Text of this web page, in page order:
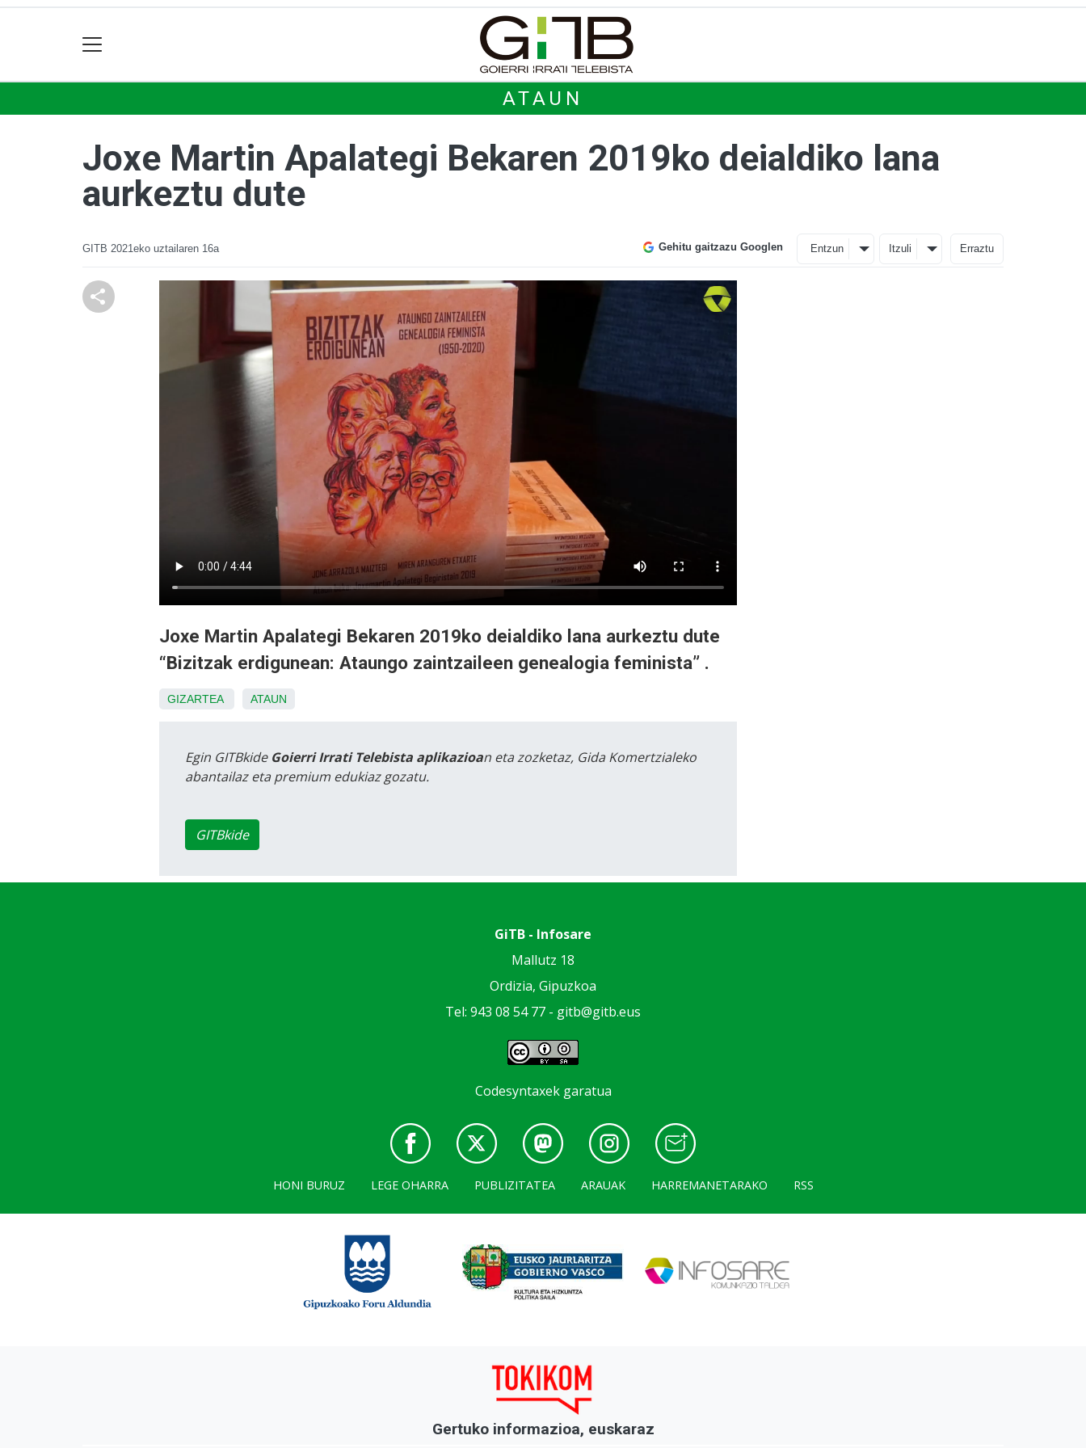
ATAUN
Joxe Martin Apalategi Bekaren 2019ko deialdiko lana
aurkeztu dute
GITB 2021eko uztailaren 16a Gehitu gaitzazu Googlen Entzun Itzuli Erraztu
Joxe Martin Apalategi Bekaren 2019ko deialdiko lana aurkeztu dute
“Bizitzak erdigunean: Ataungo zaintzaileen genealogia feminista” .
GIZARTEA ATAUN
Egin GITBkide Goierri Irrati Telebista aplikazioan eta zozketaz, Gida Komertzialeko
abantailaz eta premium edukiaz gozatu.
GITBkide
GiTB - Infosare
Mallutz 18
Ordizia, Gipuzkoa
Tel: 943 08 54 77 - gitb@gitb.eus
Codesyntaxek garatua
HONI BURUZ LEGE OHARRA PUBLIZITATEA ARAUAK HARREMANETARAKO RSS
Gertuko informazioa, euskaraz